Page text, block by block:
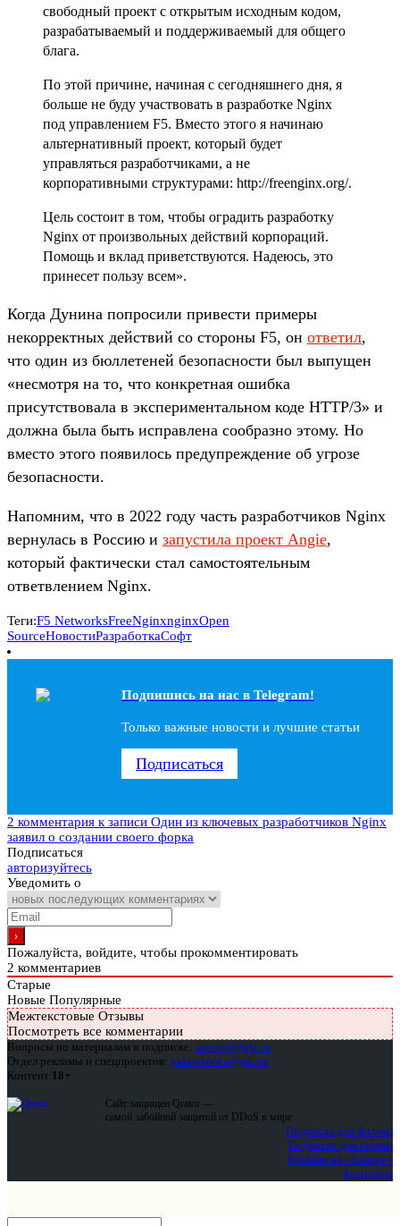
свободный проект с открытым исходным кодом,
разрабатываемый и поддерживаемый для общего
блага.
По этой причине, начиная с сегодняшнего дня, я
больше не буду участвовать в разработке Nginx
под управлением F5. Вместо этого я начинаю
альтернативный проект, который будет
управляться разработчиками, а не
корпоративными структурами: http://freenginx.org/.
Цель состоит в том, чтобы оградить разработку
Nginx от произвольных действий корпораций.
Помощь и вклад приветствуются. Надеюсь, это
принесет пользу всем».
Когда Дунина попросили привести примеры
некорректных действий со стороны F5, он ответил,
что один из бюллетеней безопасности был выпущен
«несмотря на то, что конкретная ошибка
присутствовала в экспериментальном коде HTTP/3» и
должна была быть исправлена сообразно этому. Но
вместо этого появилось предупреждение об угрозе
безопасности.
Напомним, что в 2022 году часть разработчиков Nginx
вернулась в Россию и запустила проект Angie,
который фактически стал самостоятельным
ответвлением Nginx.
Теги:F5 NetworksFreeNginxnginxOpen
SourceНовостиРазработкаСофт
Подпишись на наc в Telegram!
Только важные новости и лучшие статьи
Подписаться
2 комментария к записи Один из ключевых разработчиков Nginx
заявил о создании своего форка
Подписаться
авторизуйтесь
Уведомить о
Пожалуйста, войдите, чтобы прокомментировать
2 комментариев
Старые
Новые Популярные
Межтекстовые Отзывы
Посмотреть все комментарии
Вопросы по материалам и подписке: support@glc.ru
Отдел рекламы и спецпроектов: yakovleva.a@glc.ru
Контент 18+
Сайт защищен Qrator —
самой забойной защитой от DDoS в мире
Подписка для физлиц
Подписка для юрлиц
Реклама на «Хакере»
Контакты